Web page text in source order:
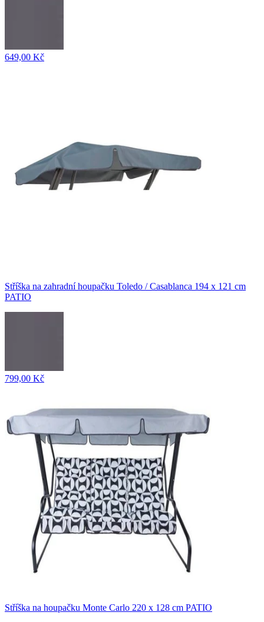
649,00 Kč
Stříška na zahradní houpačku Toledo / Casablanca 194 x 121 cm
PATIO
799,00 Kč
Stříška na houpačku Monte Carlo 220 x 128 cm PATIO